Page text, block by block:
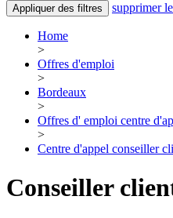
Appliquer des filtres supprimer
Home
>
Offres d'emploi
>
Bordeaux
>
Offres d' emploi centre
>
Centre d'appel conseiller
Conseiller